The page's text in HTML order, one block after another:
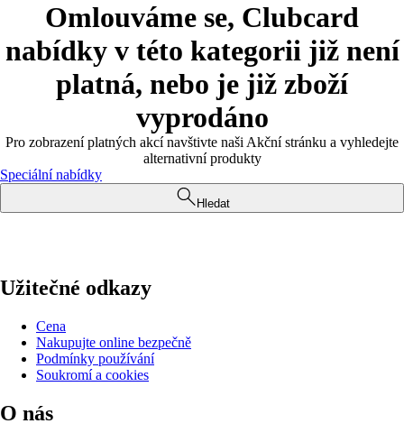
Omlouváme se, Clubcard
nabídky v této kategorii již není
platná, nebo je již zboží
vyprodáno
Pro zobrazení platných akcí navštivte naši Akční stránku a vyhledejte
alternativní produkty
Speciální nabídky
Hledat
Užitečné odkazy
Cena
Nakupujte online bezpečně
Podmínky používání
Soukromí a cookies
O nás